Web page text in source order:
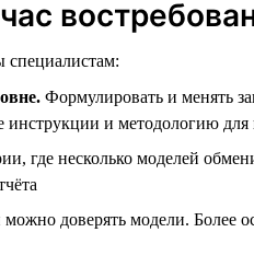
специалистам:
Формулировать и менять
инструкции и методологию
где несколько моделей
доверять модели. Более